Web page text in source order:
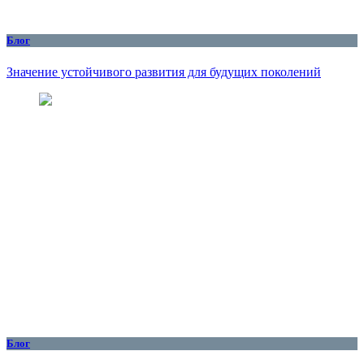
Блог
Значение устойчивого развития для будущих поколений
Блог